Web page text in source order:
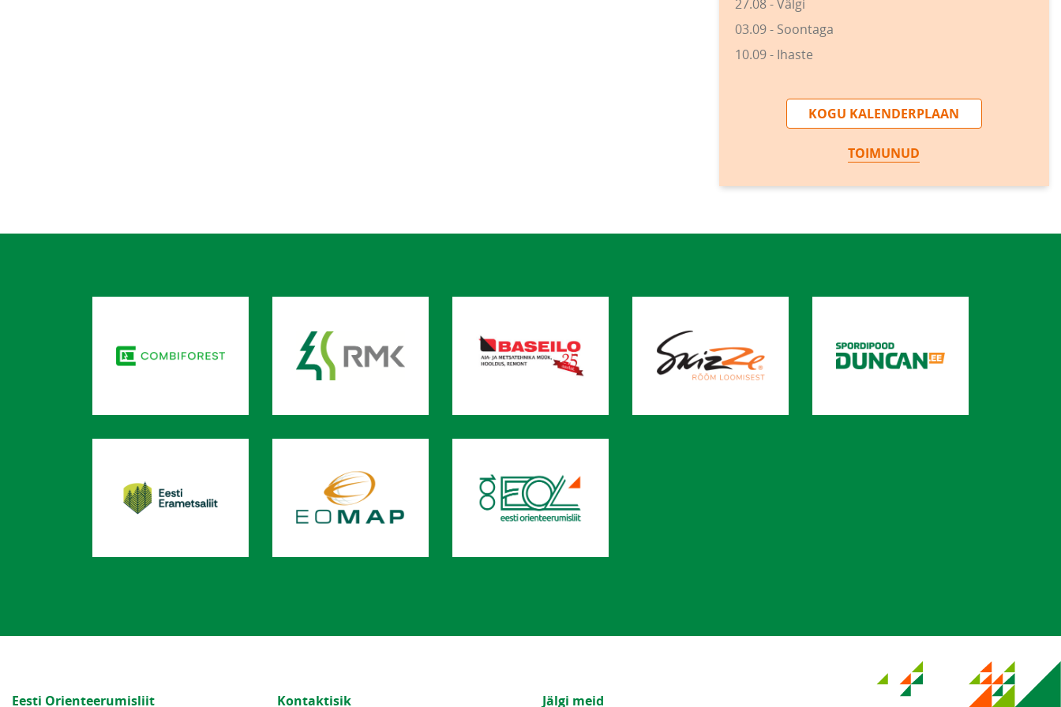
27.08 - Välgi
03.09 - Soontaga
10.09 - Ihaste
KOGU KALENDERPLAAN
TOIMUNUD
Eesti Orienteerumisliit Kontaktisik Jälgi meid